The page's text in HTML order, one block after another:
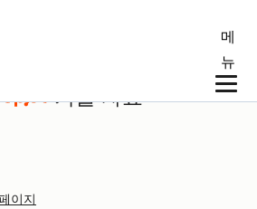
메
뉴
기술 자료
이지